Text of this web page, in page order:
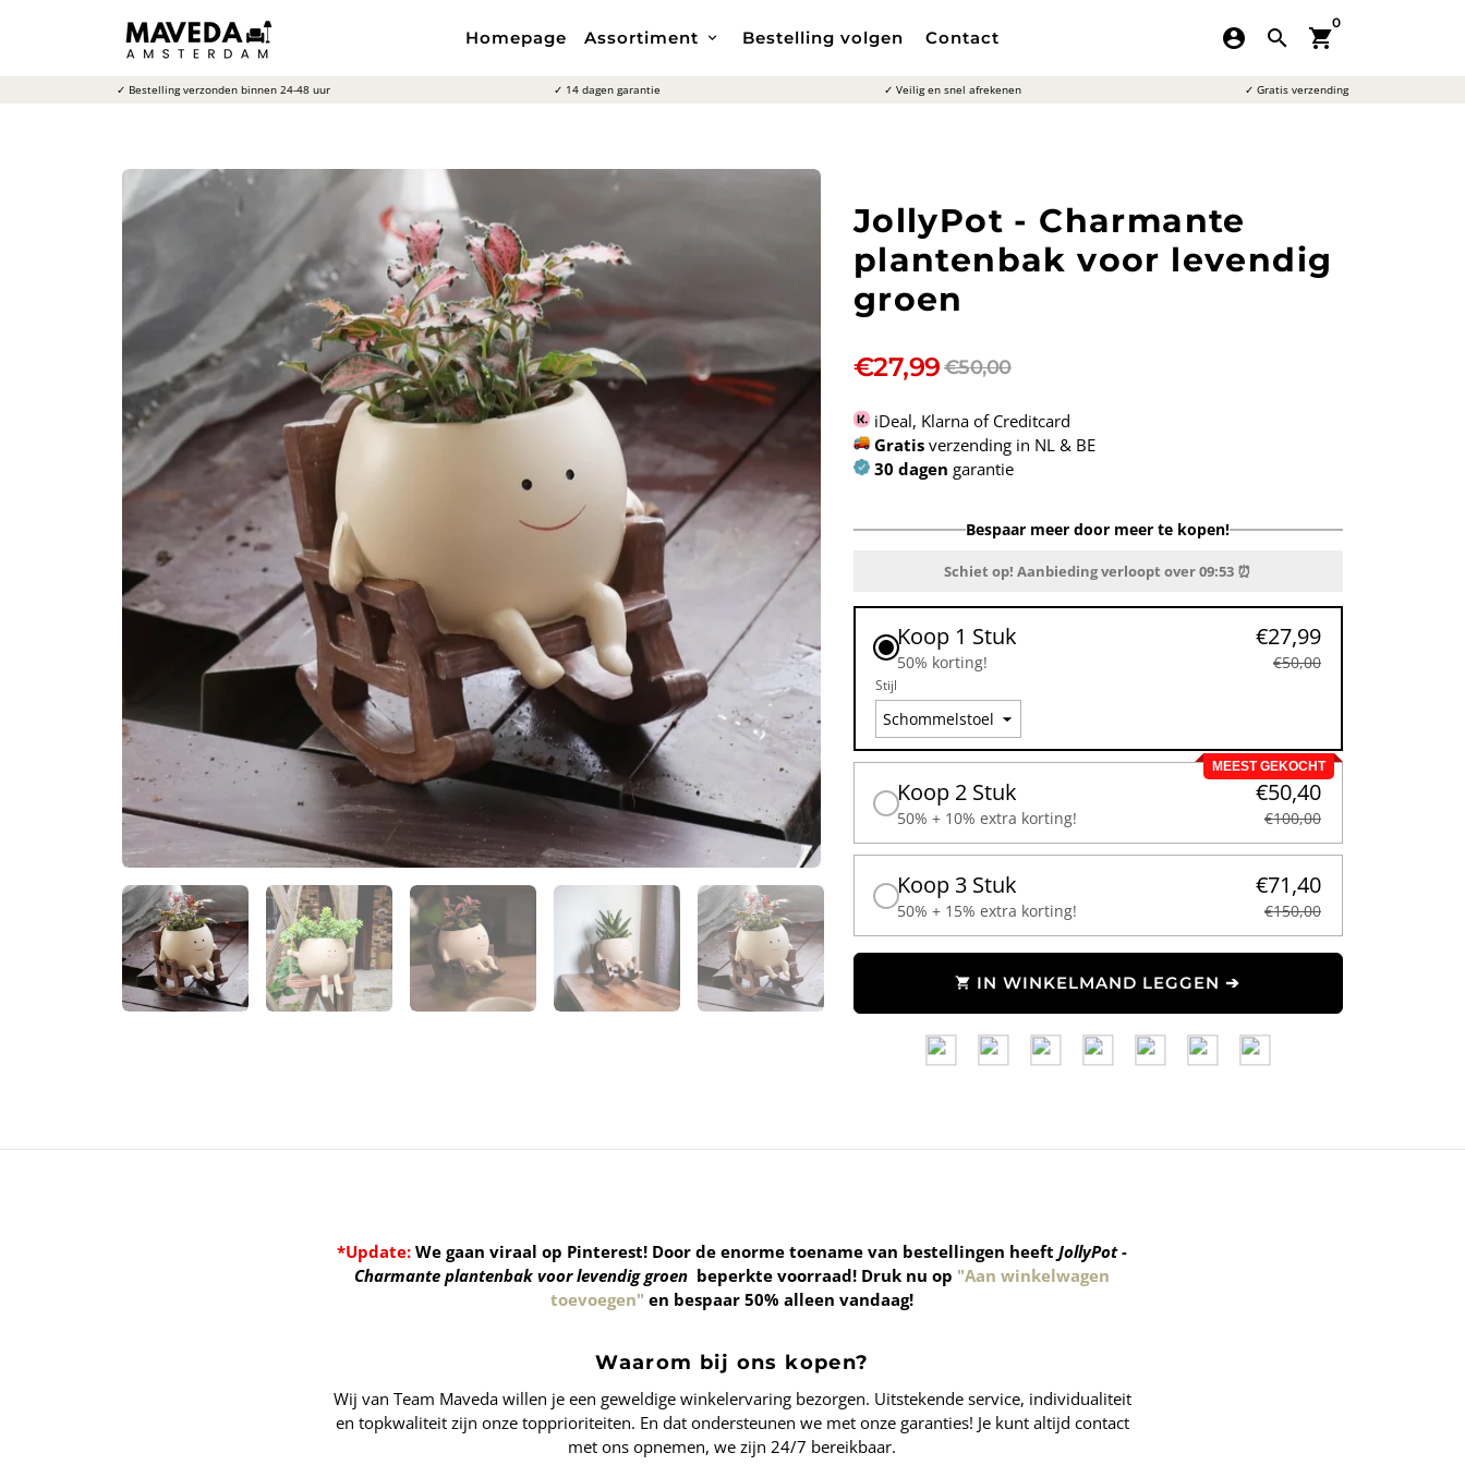
Homepage Assortiment keyboard_arrow_down Bestelling volgen Contact account_circle search shopping_cart
0
✓ Bestelling verzonden binnen 24-48 uur ✓ 14 dagen garantie ✓ Veilig en snel afrekenen ✓ Gratis verzending
JollyPot - Charmante
plantenbak voor levendig
groen
€27,99€50,00
iDeal, Klarna of Creditcard
Gratisverzending in NL & BE
30 dagen garantie
Bespaar meer door meer te kopen!
Schiet op! Aanbieding verloopt over09:52 ⏰
Koop 1 Stuk
50% korting!
€27,99
€50,00
Stijl
MEEST GEKOCHT
Koop 2 Stuk
50% + 10% extra korting!
€50,40
€100,00
Koop 3 Stuk
50% + 15% extra korting!
€71,40
€150,00
shopping_cart IN WINKELMAND LEGGEN ➔
*Update: We gaan viraal op Pinterest! Door de enorme toename van bestellingen heeftJollyPot -
Charmante plantenbak voor levendig groen beperkte voorraad! Druk nu op "Aan winkelwagen
toevoegen" en bespaar 50% alleen vandaag!
Waarom bij ons kopen?
Wij van Team Maveda willen je een geweldige winkelervaring bezorgen. Uitstekende service, individualiteit
en topkwaliteit zijn onze topprioriteiten. En dat ondersteunen we met onze garanties! Je kunt altijd contact
met ons opnemen, we zijn 24/7 bereikbaar.